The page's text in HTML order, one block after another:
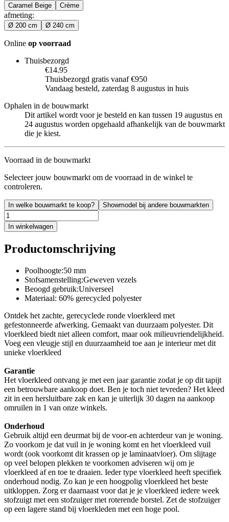
Caramel Beige Crème
afmeting:
Ø 200 cm Ø 240 cm
Online op voorraad
Thuisbezorgd
€14.95
Thuisbezorgd gratis vanaf €950
Vandaag besteld, zaterdag 8 augustus in huis
Ophalen in de bouwmarkt
Dit artikel wordt voor je besteld en kan tussen 19 augustus en
24 augustus worden opgehaald afhankelijk van de bouwmarkt
die je kiest.
Voorraad in de bouwmarkt
Selecteer jouw bouwmarkt om de voorraad in de winkel te
controleren.
In welke bouwmarkt te koop? Showmodel bij andere bouwmarkten
In winkelwagen
Productomschrijving
Poolhoogte:50 mm
Stofsamenstelling:Geweven vezels
Beoogd gebruik:Universeel
Materiaal: 60% gerecycled polyester
Ontdek het zachte, gerecyclede ronde vloerkleed met
gefestonneerde afwerking. Gemaakt van duurzaam polyester. Dit
vloerkleed biedt niet alleen comfort, maar ook milieuvriendelijkheid.
Voeg een vleugje stijl en duurzaamheid toe aan je interieur met dit
unieke vloerkleed
Garantie
Het vloerkleed ontvang je met een jaar garantie zodat je op dit tapijt
een betrouwbare aankoop doet. Ben je toch niet tevreden? Het kleed
zit in een hersluitbare zak en kan je uiterlijk 30 dagen na aankoop
omruilen in 1 van onze winkels.
Onderhoud
Gebruik altijd een deurmat bij de voor-en achterdeur van je woning.
Zo voorkom je dat vuil in je woning komt en het vloerkleed vuil
wordt (ook voorkomt dit krassen op je laminaatvloer). Om slijtage
op veel belopen plekken te voorkomen adviseren wij om je
vloerkleed af en toe te draaien. Ieder type vloerkleed heeft specifiek
onderhoud nodig. Zo kan je een hoogpolig vloerkleed het beste
uitkloppen. Zorg er daarnaast voor dat je je vloerkleed iedere week
stofzuigt met een stofzuiger met roterende borstel. Zet de stofzuiger
op een lagere stand bij vloerkleden met een hoge pool.